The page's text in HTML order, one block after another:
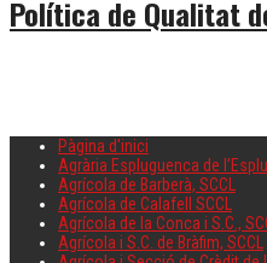
Política de Qualitat
Pàgina d'inici
Agrària Espluguenca de
Agrícola de Barberà, SCCL
Agrícola de Calafell SCCL
Agrícola de la Conca i S.C.,
Agrícola i S.C. de Bràfim, SCCL